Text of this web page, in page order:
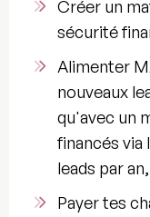
Créer un
sécurité
Alimenter
nouveaux
qu'avec un
financés via
leads par an,
Payer tes